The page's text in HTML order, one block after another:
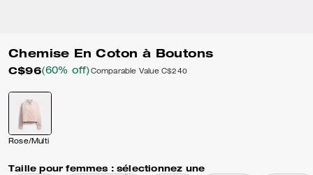
Chemise En Coton à Boutons
C$96(60% off) Comparable Value C$240
Rose/Multi
Taille pour femmes : sélectionnez une